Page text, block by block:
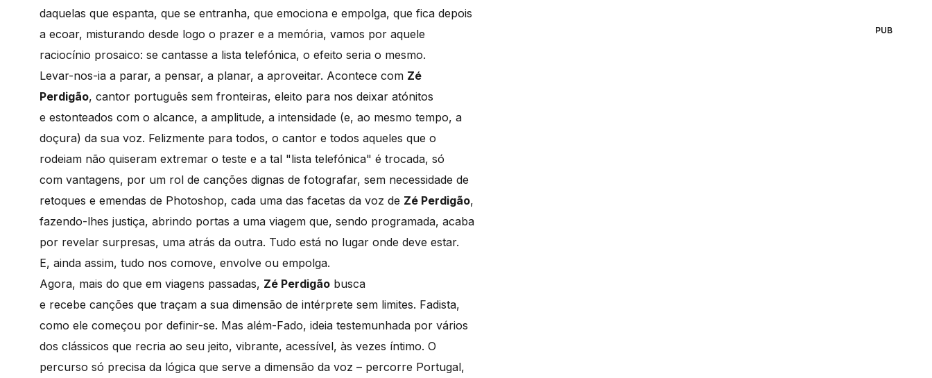
daquelas que espanta, que se entranha, que emociona e empolga, que fica depois
a ecoar, misturando desde logo o prazer e a memória, vamos por aquele
raciocínio prosaico: se cantasse a lista telefónica, o efeito seria o mesmo.
Levar-nos-ia a parar, a pensar, a planar, a aproveitar. Acontece com Zé
Perdigão, cantor português sem fronteiras, eleito para nos deixar atónitos
e estonteados com o alcance, a amplitude, a intensidade (e, ao mesmo tempo, a
doçura) da sua voz. Felizmente para todos, o cantor e todos aqueles que o
rodeiam não quiseram extremar o teste e a tal "lista telefónica" é trocada, só
com vantagens, por um rol de canções dignas de fotografar, sem necessidade de
retoques e emendas de Photoshop, cada uma das facetas da voz de Zé Perdigão,
fazendo-lhes justiça, abrindo portas a uma viagem que, sendo programada, acaba
por revelar surpresas, uma atrás da outra. Tudo está no lugar onde deve estar.
E, ainda assim, tudo nos comove, envolve ou empolga.
Agora, mais do que em viagens passadas, Zé Perdigão busca
e recebe canções que traçam a sua dimensão de intérprete sem limites. Fadista,
como ele começou por definir-se. Mas além-Fado, ideia testemunhada por vários
dos clássicos que recria ao seu jeito, vibrante, acessível, às vezes íntimo. O
percurso só precisa da lógica que serve a dimensão da voz – percorre Portugal,
PUB